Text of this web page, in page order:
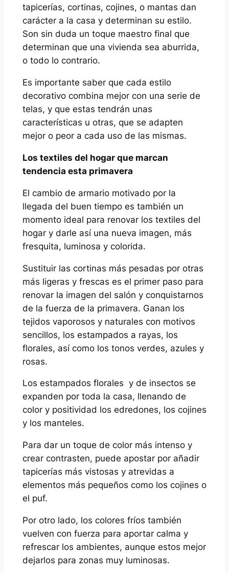
tapicerías, cortinas, cojines, o mantas dan
carácter a la casa y determinan su estilo.
Son sin duda un toque maestro final que
determinan que una vivienda sea aburrida,
o todo lo contrario.
Es importante saber que cada estilo
decorativo combina mejor con una serie de
telas, y que estas tendrán unas
características u otras, que se adapten
mejor o peor a cada uso de las mismas.
Los textiles del hogar que marcan
tendencia esta primavera
El cambio de armario motivado por la
llegada del buen tiempo es también un
momento ideal para renovar los textiles del
hogar y darle así una nueva imagen, más
fresquita, luminosa y colorida.
Sustituir las cortinas más pesadas por otras
más ligeras y frescas es el primer paso para
renovar la imagen del salón y conquistarnos
de la fuerza de la primavera. Ganan los
tejidos vaporosos y naturales con motivos
sencillos, los estampados a rayas, los
florales, así como los tonos verdes, azules y
rosas.
Los estampados florales y de insectos se
expanden por toda la casa, llenando de
color y positividad los edredones, los cojines
y los manteles.
Para dar un toque de color más intenso y
crear contrasten, puede apostar por añadir
tapicerías más vistosas y atrevidas a
elementos más pequeños como los cojines o
el puf.
Por otro lado, los colores fríos también
vuelven con fuerza para aportar calma y
refrescar los ambientes, aunque estos mejor
dejarlos para zonas muy luminosas.